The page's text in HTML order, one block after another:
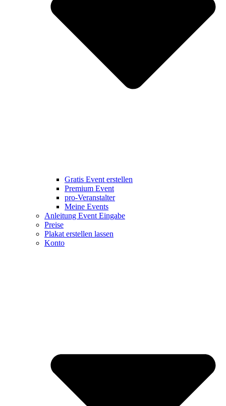
Gratis Event erstellen
Premium Event
pro-Veranstalter
Meine Events
Anleitung Event Eingabe
Preise
Plakat erstellen lassen
Konto